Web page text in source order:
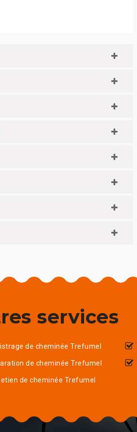
services
de cheminée Trefumel
de cheminée Trefumel
de cheminée Trefumel